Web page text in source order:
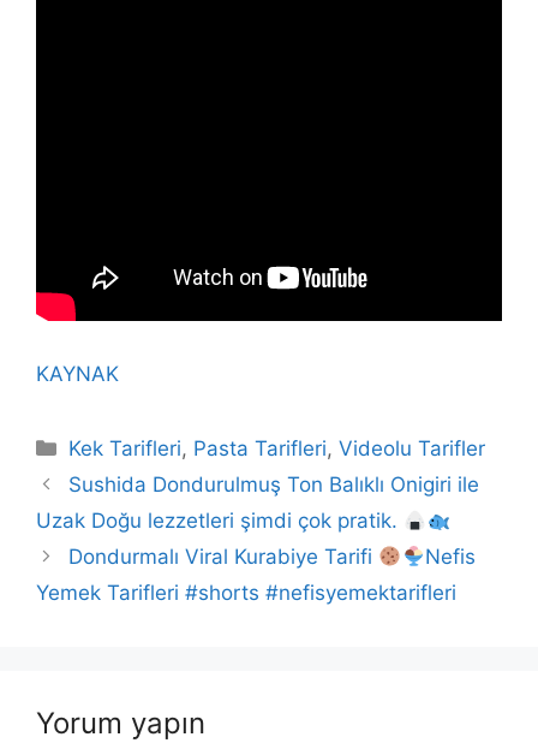
KAYNAK
Kategoriler
Kek Tarifleri, Pasta Tarifleri,Videolu Tarifler
Sushida Dondurulmuş Ton Balıklı Onigiri ile
Uzak Doğu lezzetleri şimdi çok pratik.
Dondurmalı Viral Kurabiye Tarifi
Nefis
Yemek Tarifleri #shorts #nefisyemektarifleri
Yorum yapın